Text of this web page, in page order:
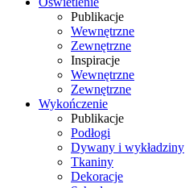
Publikacje
Wewnętrzne
Zewnętrzne
Inspiracje
Wewnętrzne
Zewnętrzne
Wykończenie
Publikacje
Podłogi
Dywany i wykładziny
Tkaniny
Dekoracje